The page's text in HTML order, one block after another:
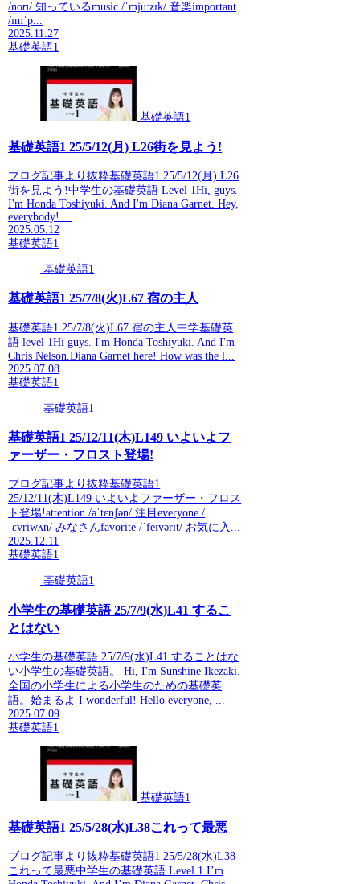
/noʊ/ 知っているmusic /ˈmjuːzɪk/ 音楽important
/ɪmˈp...
2025.11.27
基礎英語1
基礎英語1
基礎英語1 25/5/12(月) L26街を見よう!
ブログ記事より抜粋基礎英語1 25/5/12(月) L26
街を見よう!中学生の基礎英語 Level 1Hi, guys.
I'm Honda Toshiyuki. And I'm Diana Garnet. Hey,
everybody! ...
2025.05.12
基礎英語1
基礎英語1
基礎英語1 25/7/8(火)L67 宿の主人
基礎英語1 25/7/8(火)L67 宿の主人中学基礎英
語 level 1Hi guys. I'm Honda Toshiyuki. And I'm
Chris Nelson.Diana Garnet here! How was the l...
2025.07.08
基礎英語1
基礎英語1
基礎英語1 25/12/11(木)L149 いよいよフ
ァーザー・フロスト登場!
ブログ記事より抜粋基礎英語1
25/12/11(木)L149 いよいよファーザー・フロス
ト登場!attention /əˈtɛnʃən/ 注目everyone /
ˈɛvriwʌn/ みなさんfavorite /ˈfeɪvərɪt/ お気に入...
2025.12.11
基礎英語1
基礎英語1
小学生の基礎英語 25/7/9(水)L41 するこ
とはない
小学生の基礎英語 25/7/9(水)L41 することはな
い小学生の基礎英語。 Hi, I'm Sunshine Ikezaki.
全国の小学生による小学生のための基礎英
語。始まるよ I wonderful! Hello everyone, ...
2025.07.09
基礎英語1
基礎英語1
基礎英語1 25/5/28(水)L38これって最悪
ブログ記事より抜粋基礎英語1 25/5/28(水)L38
これって最悪中学生の基礎英語 Level 1.I’m